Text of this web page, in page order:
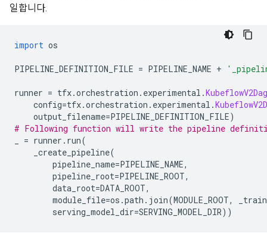
일합니다.
import os
PIPELINE_DEFINITION_FILE = PIPELINE_NAME +
runner = tfx.orchestration . experimental .
config=tfx.orchestration . experimental .
output_filename=PIPELINE_DEFINITION_FILE)
# Following function will write the pipeline definition
= runner . run(
_create_pipeline(
pipeline_name=PIPELINE_NAME,
pipeline_root=PIPELINE_ROOT,
data_root=DATA_ROOT,
module_file=os .path . join(MODULE_ROOT,
serving_model_dir=SERVING_MODEL_DIR))